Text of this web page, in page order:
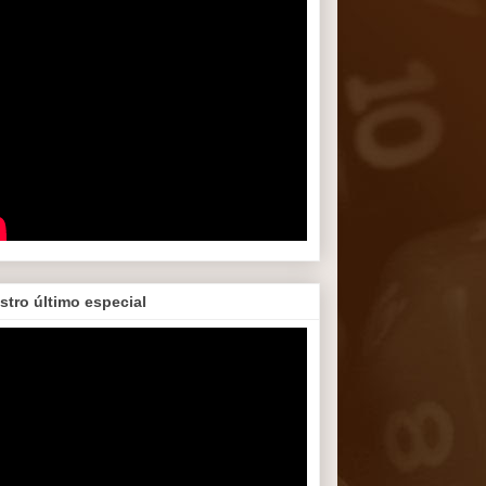
último especial